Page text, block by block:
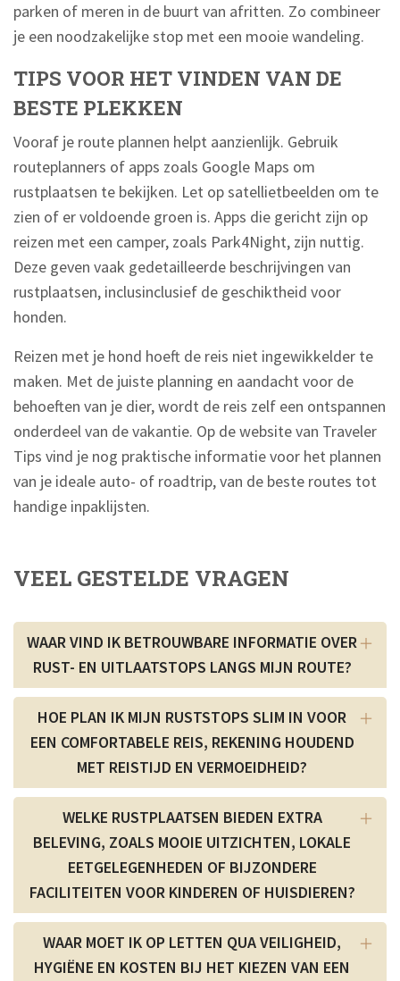
parken of meren in de buurt van afritten. Zo combineer
je een noodzakelijke stop met een mooie wandeling.
TIPS VOOR HET VINDEN VAN DE
BESTE PLEKKEN
Vooraf je route plannen helpt aanzienlijk. Gebruik
routeplanners of apps zoals Google Maps om
rustplaatsen te bekijken. Let op satellietbeelden om te
zien of er voldoende groen is. Apps die gericht zijn op
reizen met een camper, zoals Park4Night, zijn nuttig.
Deze geven vaak gedetailleerde beschrijvingen van
rustplaatsen, inclusinclusief de geschiktheid voor
honden.
Reizen met je hond hoeft de reis niet ingewikkelder te
maken. Met de juiste planning en aandacht voor de
behoeften van je dier, wordt de reis zelf een ontspannen
onderdeel van de vakantie. Op de website van Traveler
Tips vind je nog praktische informatie voor het plannen
van je ideale auto- of roadtrip, van de beste routes tot
handige inpaklijsten.
VEEL GESTELDE VRAGEN
WAAR VIND IK BETROUWBARE INFORMATIE OVER
RUST- EN UITLAATSTOPS LANGS MIJN ROUTE?
HOE PLAN IK MIJN RUSTSTOPS SLIM IN VOOR
EEN COMFORTABELE REIS, REKENING HOUDEND
MET REISTIJD EN VERMOEIDHEID?
WELKE RUSTPLAATSEN BIEDEN EXTRA
BELEVING, ZOALS MOOIE UITZICHTEN, LOKALE
EETGELEGENHEDEN OF BIJZONDERE
FACILITEITEN VOOR KINDEREN OF HUISDIEREN?
WAAR MOET IK OP LETTEN QUA VEILIGHEID,
HYGIËNE EN KOSTEN BIJ HET KIEZEN VAN EEN